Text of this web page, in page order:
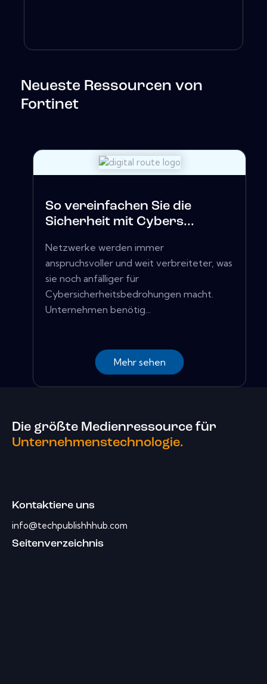
Neueste Ressourcen von
Fortinet
So vereinfachen Sie die
Sicherheit mit Cybers...
Netzwerke werden immer
anspruchsvoller und weit verbreiteter, was
sie noch anfälliger für
Cybersicherheitsbedrohungen macht.
Unternehmen benötig...
Mehr sehen
Die größte Medienressource für
Unternehmenstechnologie.
Kontaktiere uns
info@techpublishhhub.com
Seitenverzeichnis